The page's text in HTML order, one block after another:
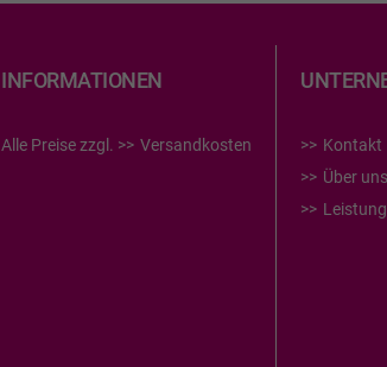
INFORMATIONEN
Alle Preise zzgl. Versandkosten
Kontakt
Über uns